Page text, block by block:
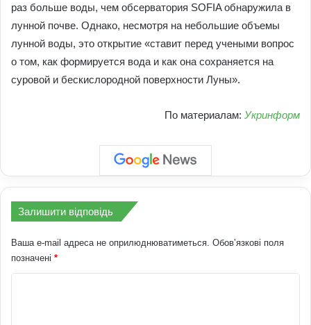
раз больше воды, чем обсерватория SOFIA обнаружила в
лунной почве. Однако, несмотря на небольшие объемы
лунной воды, это открытие «ставит перед учеными вопрос
о том, как формируется вода и как она сохраняется на
суровой и бескислородной поверхности Луны».
По материалам: Укринформ
Залишити відповідь
Ваша e-mail адреса не оприлюднюватиметься. Обов’язкові поля
позначені *